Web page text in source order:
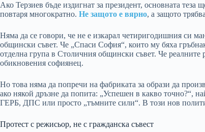
Ако Терзиев бъде издигнат за президент, основната
повтаря многократно. Не защото е вярно, а защото
Няма да се говори, че не е изкарал четиригодишния си
общински съвет. Че „Спаси София“, които му бяха
отделна група в Столичния общински съвет. Че реалните
обикновения софиянец.
Но това няма да попречи на фабриката за образи да
ако някой дръзне да попита: „Успешен в какво точно?“,
ГЕРБ, ДПС или просто „тъмните сили“. В този нов
Протест с режисьор, не с гражданска съвест